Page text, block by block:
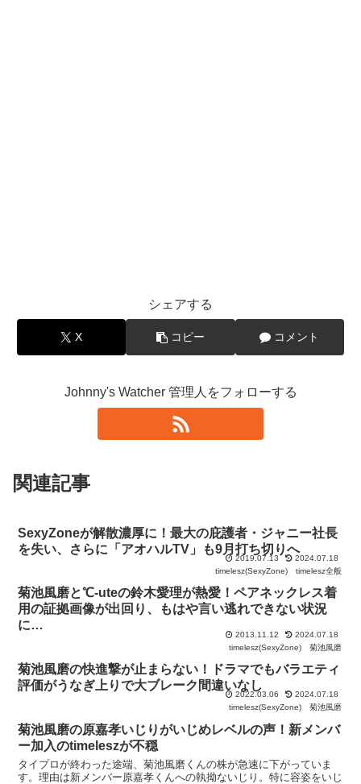
シェアする
X コピー コメント
Johnny's Watcher 管理人をフォローする
関連記事
SexyZoneが解散濃厚に！最大の庇護者・ジャニー社長
を失い、さらに「アオハルTV」も9月打ち切りへ
2019.07.13
2024.07.18
timelesz(SexyZone)
timelesz全般
菊池風磨と℃-uteの鈴木愛理が熱愛！ペアネックレス着
用の証拠画像が出回り、もはや言い逃れできない状況
に…
2013.11.12
2024.07.18
timelesz(SexyZone)
菊池風磨
菊池風磨の快進撃が止まらない！ドラマでもバラエティ
評価がうなぎ上りで大ブレーク間違いなし
2022.03.06
2024.07.18
timelesz(SexyZone)
菊池風磨
菊池風磨の原嘉孝いじりがいじめレベルの声！新メンバ
ー加入のtimeleszが不穏
タイプロが終わった途端、菊池風磨くんの株が急速に下がっていま
す。理由は新メンバー原嘉孝くんへの執拗ないじり。特に容姿をいじ